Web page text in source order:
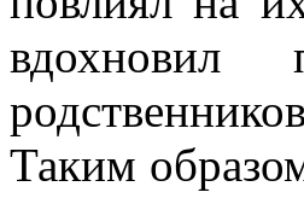
вдохновил
Таким